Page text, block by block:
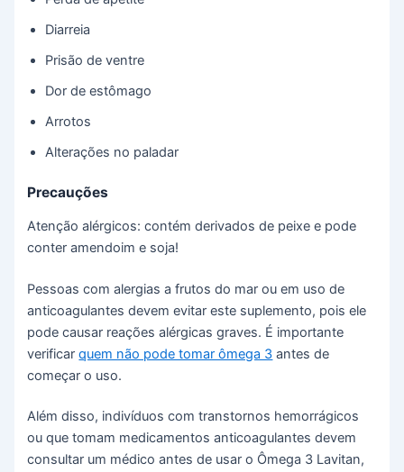
Diarreia
Prisão de ventre
Dor de estômago
Arrotos
Alterações no paladar
Precauções
Atenção alérgicos: contém derivados de peixe e pode
conter amendoim e soja!
Pessoas com alergias a frutos do mar ou em uso de
anticoagulantes devem evitar este suplemento, pois ele
pode causar reações alérgicas graves. É importante
verificarquem não pode tomar ômega 3 antes de
começar o uso.
Além disso, indivíduos com transtornos hemorrágicos
ou que tomam medicamentos anticoagulantes devem
consultar um médico antes de usar o Ômega 3 Lavitan,